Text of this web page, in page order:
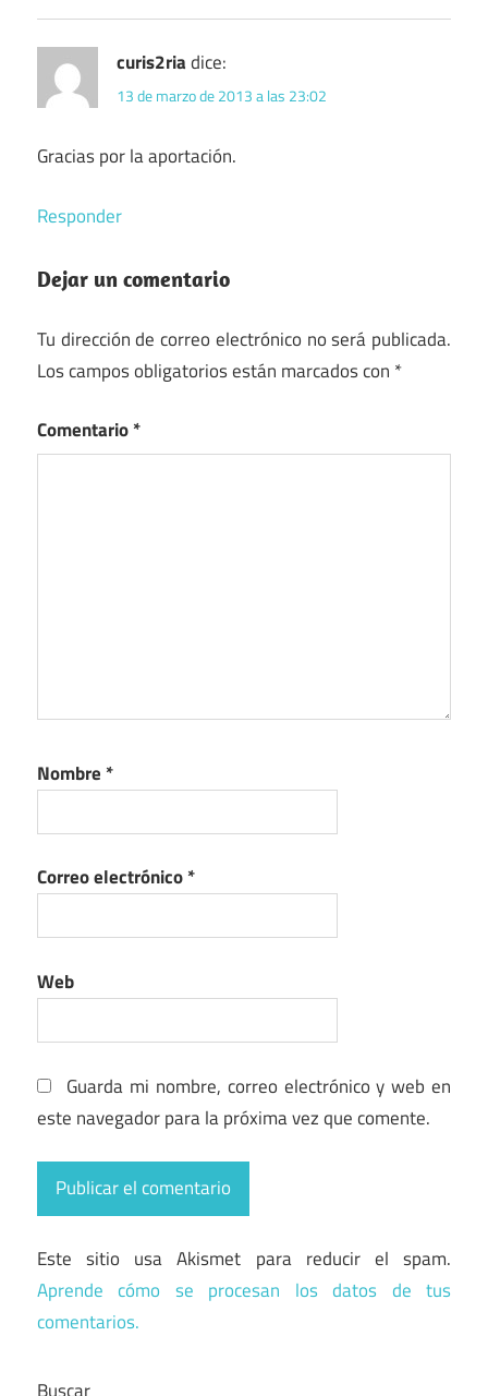
curis2riadice:
13 de marzo de 2013 a las 23:02
Gracias por la aportación.
Responder
Dejar un comentario
Tu dirección de correo electrónico no será publicada.
Los campos obligatorios están marcados con *
Comentario*
Nombre *
Correo electrónico*
Web
Guarda mi nombre, correo electrónico y web en
este navegador para la próxima vez que comente.
Este sitio usa Akismet para reducir el spam.
Aprende cómo se procesan los datos de tus
comentarios.